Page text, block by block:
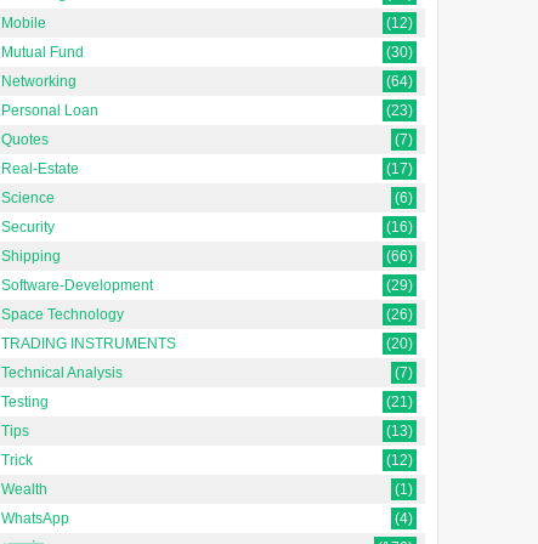
Mobile
(12)
Mutual Fund
(30)
Networking
(64)
Personal Loan
(23)
Quotes
(7)
Real-Estate
(17)
Science
(6)
Security
(16)
Shipping
(66)
Software-Development
(29)
Space Technology
(26)
TRADING INSTRUMENTS
(20)
Technical Analysis
(7)
Testing
(21)
Tips
(13)
Trick
(12)
Wealth
(1)
WhatsApp
(4)